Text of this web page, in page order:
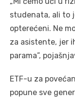
studenata, ali to
opterećeni. Ne
za asistente, jer
parama”,
ETF-u za
popune sve